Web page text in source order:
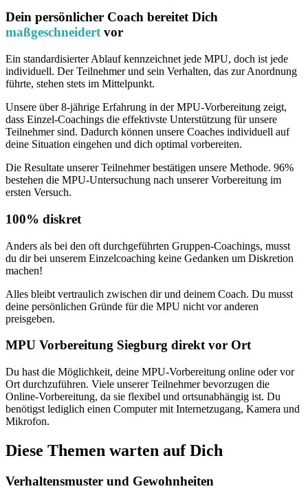
Dein persönlicher Coach bereitet Dich
maßgeschneidertvor
Ein standardisierter Ablauf kennzeichnet jede MPU, doch ist jede
individuell. Der Teilnehmer und sein Verhalten, das zur Anordnung
führte, stehen stets im Mittelpunkt.
Unsere über 8-jährige Erfahrung in der MPU-Vorbereitung zeigt,
dass Einzel-Coachings die effektivste Unterstützung für unsere
Teilnehmer sind. Dadurch können unsere Coaches individuell auf
deine Situation eingehen und dich optimal vorbereiten.
Die Resultate unserer Teilnehmer bestätigen unsere Methode. 96%
bestehen die MPU-Untersuchung nach unserer Vorbereitung im
ersten Versuch.
100% diskret
Anders als bei den oft durchgeführten Gruppen-Coachings, musst
du dir bei unserem Einzelcoaching keine Gedanken um Diskretion
machen!
Alles bleibt vertraulich zwischen dir und deinem Coach. Du musst
deine persönlichen Gründe für die MPU nicht vor anderen
preisgeben.
MPU Vorbereitung Siegburg direkt vor Ort
Du hast die Möglichkeit, deine MPU-Vorbereitung online oder vor
Ort durchzuführen. Viele unserer Teilnehmer bevorzugen die
Online-Vorbereitung, da sie flexibel und ortsunabhängig ist. Du
benötigst lediglich einen Computer mit Internetzugang, Kamera und
Mikrofon.
Diese Themen warten auf Dich
Verhaltensmuster und Gewohnheiten